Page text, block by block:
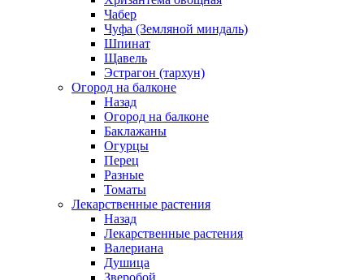
Чабер
Чуфа (Земляной миндаль)
Шпинат
Щавель
Эстрагон (тархун)
Огород на балконе
Назад
Огород на балконе
Баклажаны
Огурцы
Перец
Разные
Томаты
Лекарственные растения
Назад
Лекарственные растения
Валериана
Душица
Зверобой